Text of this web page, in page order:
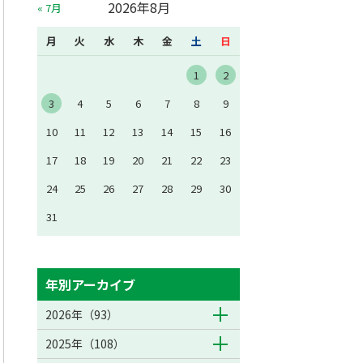
2026年8月
月 火 水 木 金 土 日
1
2
3
4 5 6 7 8
9
10
11 12 13 14 15
16
17
18 19 20 21 22
23
24
25 26 27 28 29
30
31
« 7月
年別アーカイブ
2026年（93）
2025年（108）